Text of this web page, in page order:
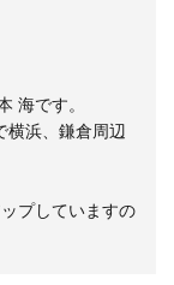
海です。
横浜、鎌倉周辺
プしていますの